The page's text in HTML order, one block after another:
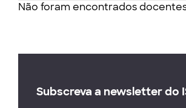
Não foram encontrados
Subscreva a newsletter do